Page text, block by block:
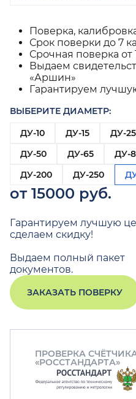
Поверка,
Срок поверки до 7
Срочная поверка от
Выдаем
«Аршин»
Гарантируем
ВЫБЕРИТЕ ДИАМЕТР:
ДУ-10
ДУ-15 ДУ-25
ДУ-50
ДУ-65 ДУ-
ДУ-200
ДУ-250
от 15000 руб.
Гарантируем лучшую
сделаем скидку!
Выдаем полный пакет
документов.
ЗАКАЗАТЬ ПОВЕРКУ
ПРОВЕРКА
«РОССТАНДАРТА»